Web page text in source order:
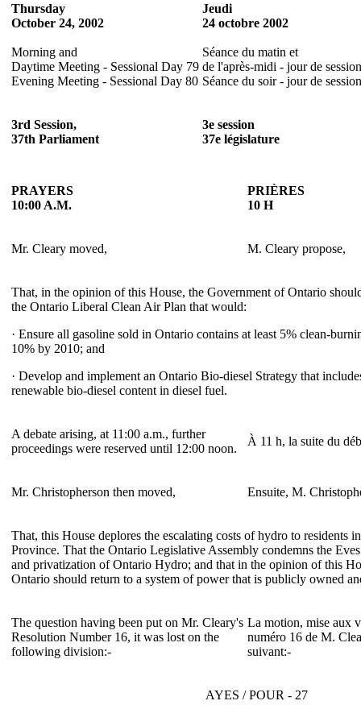
Thursday
October 24, 2002
Morning and
Daytime Meeting - Sessional Day 79
Evening Meeting - Sessional Day 80
Jeudi
24 octobre 2002
Séance du matin et
de l'après-midi - jour de
Séance du soir - jour de
3rd Session,
37th Parliament
3e session
37e législature
PRAYERS
10:00 A.M.
PRIÈRES
10 H
Mr. Cleary moved, M. Cleary propose,
That, in the opinion of this House, the Government of Ontario
the Ontario Liberal Clean Air Plan that would:
· Ensure all gasoline sold in Ontario contains at least 5% clean-
10% by 2010; and
· Develop and implement an Ontario Bio-diesel Strategy that
renewable bio-diesel content in diesel fuel.
A debate arising, at 11:00 a.m., further
proceedings were reserved until 12:00 noon.
À 11 h, la suite du
Mr. Christopherson then moved, Ensuite, M.
That, this House deplores the escalating costs of hydro to residents
Province. That the Ontario Legislative Assembly condemns the
and privatization of Ontario Hydro; and that in the opinion of this
Ontario should return to a system of power that is publicly owned
The question having been put on Mr. Cleary's
Resolution Number 16, it was lost on the
following division:-
La motion, mise aux
numéro 16 de M.
suivant:-
AYES / POUR - 27